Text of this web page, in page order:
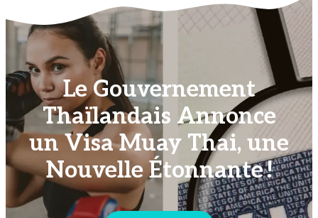
Le Gouvernement
Thaïlandais Annonce
un Visa Muay Thai, une
Nouvelle Étonnante !